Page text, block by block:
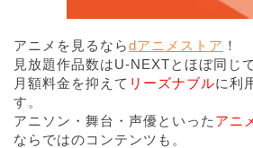
アニメを見るならdアニメストア ！
見放題作品数はU-NEXTとほぼ同じ
月額料金を抑えて リーズナブルに利
す。
アニソン・舞台・声優といった アニ
ならではのコンテンツも。